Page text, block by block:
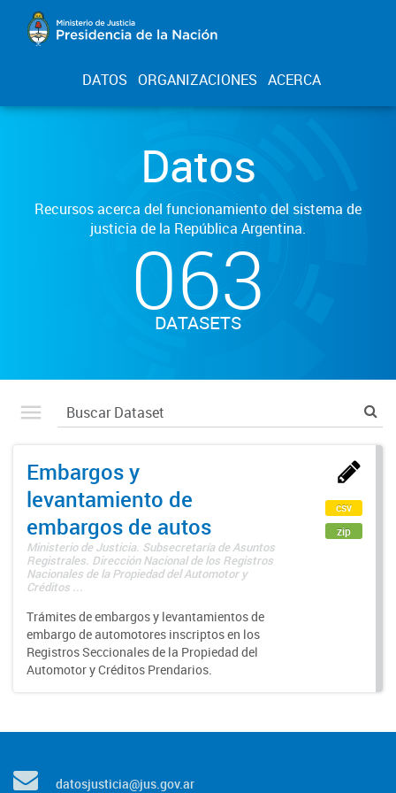
DATOS ORGANIZACIONES ACERCA
Datos
Recursos acerca del funcionamiento del sistema de
justicia de la República Argentina.
063
DATASETS
Embargos y
levantamiento de
embargos de autos
Ministerio de Justicia. Subsecretaría de Asuntos
Registrales. Dirección Nacional de los Registros
Nacionales de la Propiedad del Automotor y
Créditos ...
Trámites de embargos y levantamientos de
embargo de automotores inscriptos en los
Registros Seccionales de la Propiedad del
Automotor y Créditos Prendarios.
csv
zip
datosjusticia@jus.gov.ar